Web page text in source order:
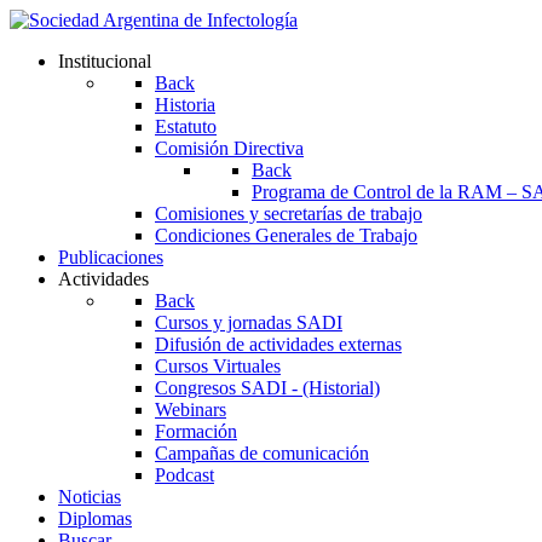
Institucional
Back
Historia
Estatuto
Comisión Directiva
Back
Programa de Control de la RAM –
Comisiones y secretarías de trabajo
Condiciones Generales de Trabajo
Publicaciones
Actividades
Back
Cursos y jornadas SADI
Difusión de actividades externas
Cursos Virtuales
Congresos SADI - (Historial)
Webinars
Formación
Campañas de comunicación
Podcast
Noticias
Diplomas